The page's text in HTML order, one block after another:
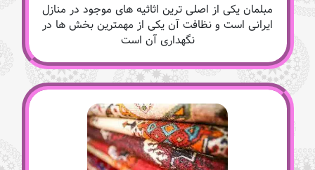
مبلمان یکی از اصلی ترین اثاثیه های موجود در منازل
ایرانی است و نظافت آن یکی از مهمترین بخش ها در
نگهداری آن است